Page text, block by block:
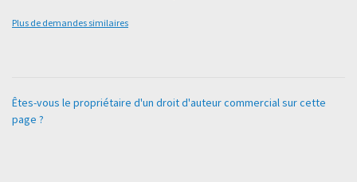
Plus de demandes similaires
Êtes-vous le propriétaire d'un droit d'auteur commercial sur cette
page ?